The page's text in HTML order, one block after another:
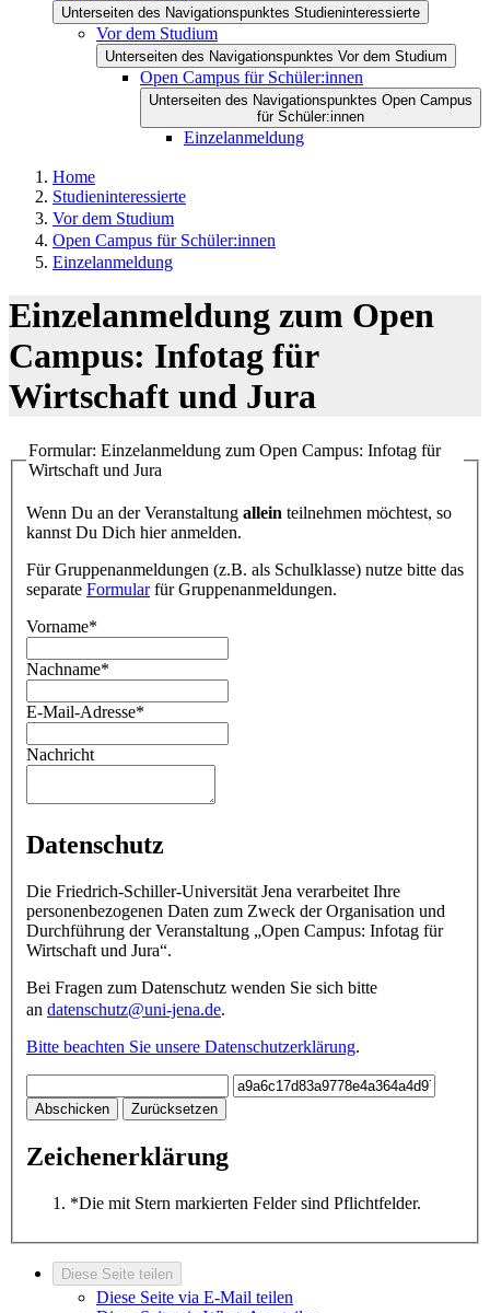
Unterseiten des Navigationspunktes Studieninteressierte
Vor dem Studium
Unterseiten des Navigationspunktes Vor dem Studium
Open Campus für Schüler:innen
Unterseiten des Navigationspunktes Open Campus
für Schüler:innen
Einzelanmeldung
Home
Studieninteressierte
Vor dem Studium
Open Campus für Schüler:innen
Einzelanmeldung
Einzelanmeldung zum Open
Campus: Infotag für
Wirtschaft und Jura
Formular: Einzelanmeldung zum Open Campus: Infotag für
Wirtschaft und Jura
Wenn Du an der Veranstaltung allein teilnehmen möchtest, so
kannst Du Dich hier anmelden.
Für Gruppenanmeldungen (z.B. als Schulklasse) nutze bitte das
separate Formularfür Gruppenanmeldungen.
Vorname*
Nachname*
E-Mail-Adresse*
Nachricht
Datenschutz
Die Friedrich-Schiller-Universität Jena verarbeitet Ihre
personenbezogenen Daten zum Zweck der Organisation und
Durchführung der Veranstaltung „Open Campus: Infotag für
Wirtschaft und Jura“.
Bei Fragen zum Datenschutz wenden Sie sich bitte
an datenschutz@uni-jena.de.
Bitte beachten Sie unsere Datenschutzerklärung.
Abschicken Zurücksetzen
Zeichenerklärung
*Die mit Stern markierten Felder sind Pflichtfelder.
Diese Seite teilen
Diese Seite via E-Mail teilen